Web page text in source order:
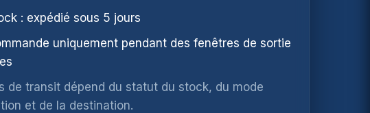
: expédié sous 5 jours
uniquement pendant des fenêtres de sortie
de transit dépend du statut du stock, du mode
et de la destination.